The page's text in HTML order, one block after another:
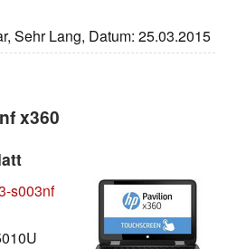
Sehr Lang, Datum: 25.03.2015
x360
s003nf